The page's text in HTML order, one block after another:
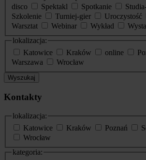
disco
Spektakl Spotkanie
Szkolenie
Turniej-gier Uroczystość
Warsztat
Webinar Wykład
lokalizacja:
Katowice
Kraków online
Warszawa
Wrocław
Wyszukaj
Kontakty
lokalizacja:
Katowice
Kraków Poznań
Wrocław
kategoria: